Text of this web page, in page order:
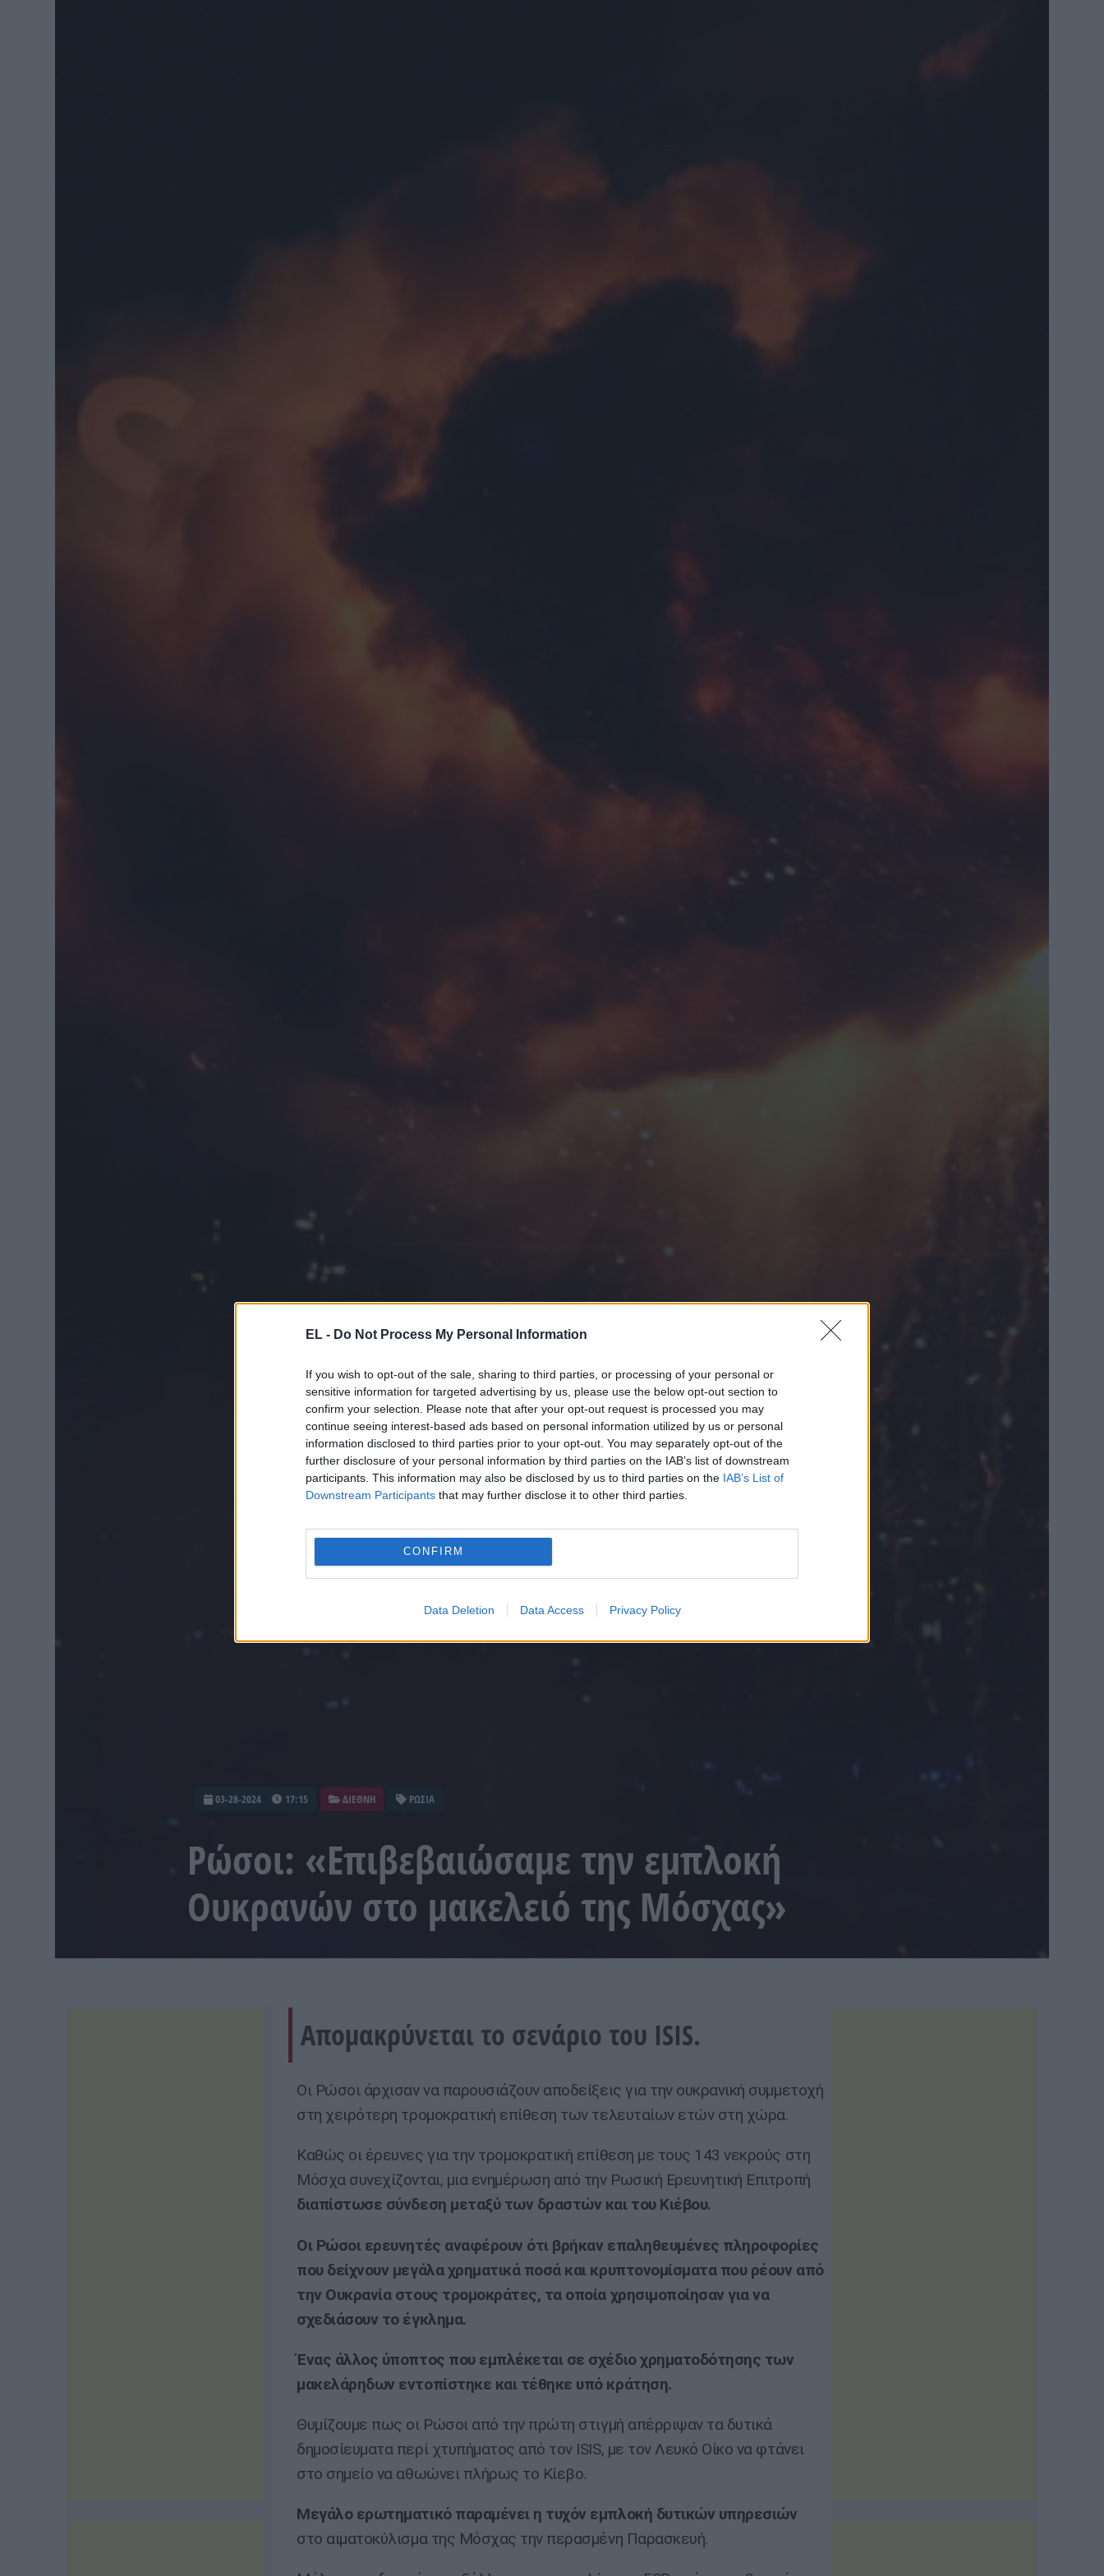
EL - Do Not Process My Personal Information
If you wish to opt-out of the sale, sharing to third parties, or processing of your personal or
sensitive information for targeted advertising by us, please use the below opt-out section to
confirm your selection. Please note that after your opt-out request is processed you may
continue seeing interest-based ads based on personal information utilized by us or personal
information disclosed to third parties prior to your opt-out. You may separately opt-out of the
further disclosure of your personal information by third parties on the IAB’s list of downstream
participants. This information may also be disclosed by us to third parties on the IAB’s List of
Downstream Participants that may further disclose it to other third parties.
CONFIRM
Data Deletion Data Access Privacy Policy
03-28-2024 17:15 ΔΙΕΘΝΗ ΡΩΣΙΑ
Ρώσοι: «Επιβεβαιώσαμε την εμπλοκή
Ουκρανών στο μακελειό της Μόσχας»
Απομακρύνεται το σενάριο του ISIS.
Οι Ρώσοι άρχισαν να παρουσιάζουν αποδείξεις για την ουκρανική συμμετοχή
στη χειρότερη τρομοκρατική επίθεση των τελευταίων ετών στη χώρα.
Καθώς οι έρευνες για την τρομοκρατική επίθεση με τους 143 νεκρούς στη
Μόσχα συνεχίζονται, μια ενημέρωση από την Ρωσική Ερευνητική Επιτροπή
διαπίστωσε σύνδεση μεταξύ των δραστών και του Κιέβου.
Οι Ρώσοι ερευνητές αναφέρουν ότι βρήκαν επαληθευμένες πληροφορίες
που δείχνουν μεγάλα χρηματικά ποσά και κρυπτονομίσματα που ρέουν από
την Ουκρανία στους τρομοκράτες, τα οποία χρησιμοποίησαν για να
σχεδιάσουν το έγκλημα.
Ένας άλλος ύποπτος που εμπλέκεται σε σχέδιο χρηματοδότησης των
μακελάρηδων εντοπίστηκε και τέθηκε υπό κράτηση.
Θυμίζουμε πως οι Ρώσοι από την πρώτη στιγμή απέρριψαν τα δυτικά
δημοσίευματα περί χτυπήματος από τον ISIS, με τον Λευκό Οίκο να φτάνει
στο σημείο να αθωώνει πλήρως το Κίεβο.
Μεγάλο ερωτηματικό παραμένει η τυχόν εμπλοκή δυτικών υπηρεσιών
στο αιματοκύλισμα της Μόσχας την περασμένη Παρασκευή.